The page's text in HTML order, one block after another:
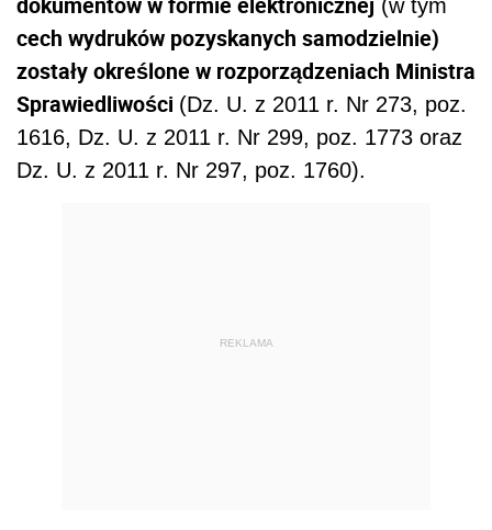
(w tym
cech wydruków pozyskanych samodzielnie)
zostały określone w rozporządzeniach Ministra
Sprawiedliwości (Dz. U. z 2011 r. Nr 273, poz.
1616, Dz. U. z 2011 r. Nr 299, poz. 1773 oraz
Dz. U. z 2011 r. Nr 297, poz. 1760).
REKLAMA